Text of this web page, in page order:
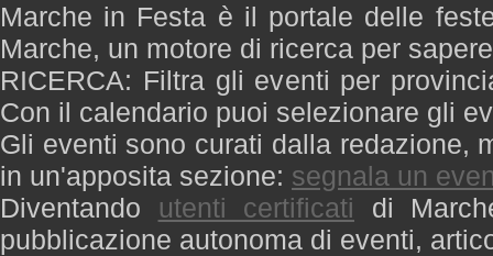
Marche in Festa è il portale delle
Marche, un motore di ricerca per
RICERCA: Filtra gli eventi per
Con il calendario puoi selezionare gli
Gli eventi sono curati dalla redazione,
in un'apposita sezione: segnala un
Diventando utenti certificati di
pubblicazione autonoma di eventi,